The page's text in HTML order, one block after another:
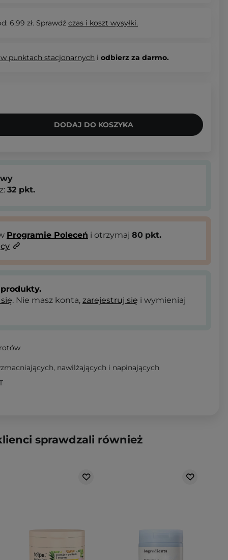
6,99 zł. Sprawdź czas i koszt wysyłki.
punktach stacjonarnych i odbierz za darmo.
DODAJ DO KOSZYKA
32 pkt.
Programie Poleceń i otrzymaj 80 pkt.
. Nie masz konta, zarejestruj się i wymieniaj
nawilżających i napinających
sprawdzali również